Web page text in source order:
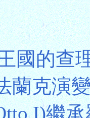
國的查
蘭克演
I)繼